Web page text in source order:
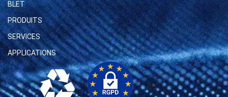
BLET
PRODUITS
SERVICES
APPLICATIONS